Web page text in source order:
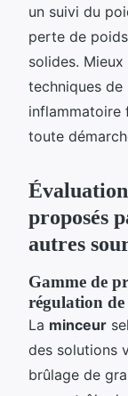
un suivi du
perte de
solides.
techniques
inflammatoire
toute
proposés
autres
Gamme de
régulation de
La minceur
des solutions
brûlage de